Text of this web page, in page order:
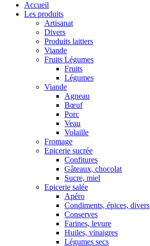
Accueil
Les produits
Artisanat
Divers
Produits laitiers
Viande
Fruits Légumes
Fruits
Légumes
Viande
Agneau
Bœuf
Porc
Veau
Volaille
Fromage
Epicerie sucrée
Confitures
Gâteaux, chocolat
Sucre, miel
Epicerie salée
Apéro
Condiments, épices, divers
Conserves
Farines, levure
Huiles, vinaigres
Légumes secs